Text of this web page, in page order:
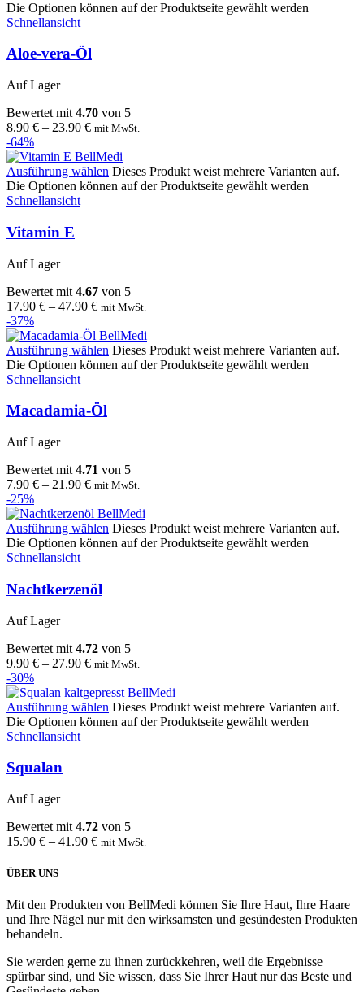
Die Optionen können auf der Produktseite gewählt werden
Schnellansicht
Aloe-vera-Öl
Auf Lager
Bewertet mit 4.70 von 5
8.90 € – 23.90 € mit MwSt.
-64%
Ausführung wählen Dieses Produkt weist mehrere Varianten auf.
Die Optionen können auf der Produktseite gewählt werden
Schnellansicht
Vitamin E
Auf Lager
Bewertet mit 4.67 von 5
17.90 € – 47.90 € mit MwSt.
-37%
Ausführung wählen Dieses Produkt weist mehrere Varianten auf.
Die Optionen können auf der Produktseite gewählt werden
Schnellansicht
Macadamia-Öl
Auf Lager
Bewertet mit 4.71 von 5
7.90 € – 21.90 € mit MwSt.
-25%
Ausführung wählen Dieses Produkt weist mehrere Varianten auf.
Die Optionen können auf der Produktseite gewählt werden
Schnellansicht
Nachtkerzenöl
Auf Lager
Bewertet mit 4.72 von 5
9.90 € – 27.90 € mit MwSt.
-30%
Ausführung wählen Dieses Produkt weist mehrere Varianten auf.
Die Optionen können auf der Produktseite gewählt werden
Schnellansicht
Squalan
Auf Lager
Bewertet mit 4.72 von 5
15.90 € – 41.90 € mit MwSt.
ÜBER UNS
Mit den Produkten von BellMedi können Sie Ihre Haut, Ihre Haare
und Ihre Nägel nur mit den wirksamsten und gesündesten Produkten
behandeln.
Sie werden gerne zu ihnen zurückkehren, weil die Ergebnisse
spürbar sind, und Sie wissen, dass Sie Ihrer Haut nur das Beste und